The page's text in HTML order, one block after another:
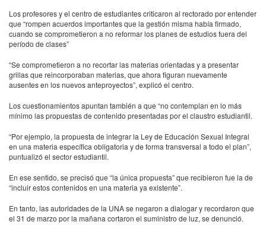
Los profesores y el centro de estudiantes criticaron al rectorado por entender
que “rompen acuerdos importantes que la gestión misma había firmado,
cuando se comprometieron a no reformar los planes de estudios fuera del
período de clases”
“Se comprometieron a no recortar las materias orientadas y a presentar
grillas que reincorporaban materias, que ahora figuran nuevamente
ausentes en los nuevos anteproyectos”, explicó el centro.
Los cuestionamientos apuntan también a que “no contemplan en lo más
mínimo las propuestas de contenido presentadas por el claustro estudiantil.
“Por ejemplo, la propuesta de integrar la Ley de Educación Sexual Integral
en una materia específica obligatoria y de forma transversal a todo el plan”,
puntualizó el sector estudiantil.
En ese sentido, se precisó que “la única propuesta” que recibieron fue la de
“incluir estos contenidos en una materia ya existente”.
En tanto, las autoridades de la UNAse negaron a dialogar y recordaron que
el 31 de marzo por la mañana cortaron el suministro de luz, se denunció.